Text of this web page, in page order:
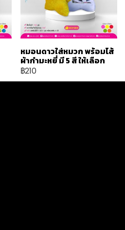
หมอนดาวใส่หมวก พร้อมไส้
ผ้ากำมะหยี่ มี 5 สี ให้เลือก
฿210